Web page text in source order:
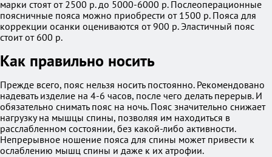
марки стоят от 2500 р. до 5000-6000 р. Послеоперационные
поясничные пояса можно приобрести от 1500 р. Пояса для
коррекции осанки оцениваются от 900 р. Эластичный пояс
стоит от 600 р.
Как правильно носить
Прежде всего, пояс нельзя носить постоянно. Рекомендовано
надевать изделие на 4-6 часов, после чего делать перерыв. И
обязательно снимать пояс на ночь. Пояс значительно снижает
нагрузку на мышцы спины, позволяя им находиться в
расслабленном состоянии, без какой-либо активности.
Непрерывное ношение пояса для спины может привести к
ослаблению мышц спины и даже к их атрофии.